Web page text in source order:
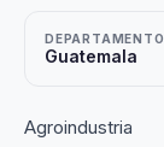
DEPARTAMENTO
Guatemala
Agroindustria